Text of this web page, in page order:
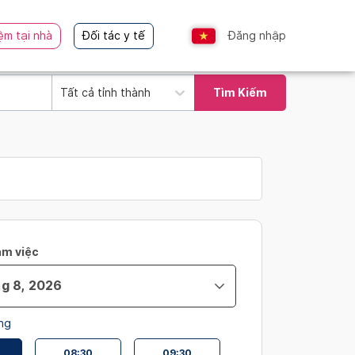
tại nhà Đối tác y tế Đăng nhập
Tất cả tỉnh thành Tìm Kiếm
việc